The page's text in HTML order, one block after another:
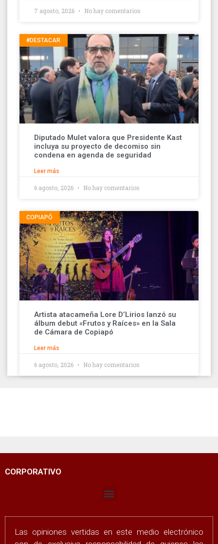
7 agosto, 2026 No hay comentarios
#DESTACAR
Diputado Mulet valora que Presidente Kast
incluya su proyecto de decomiso sin
condena en agenda de seguridad
Leer más
6 agosto, 2026 No hay comentarios
COPIAPÓ
Artista atacameña Lore D’Lirios lanzó su
álbum debut «Frutos y Raíces» en la Sala
de Cámara de Copiapó
Leer más
6 agosto, 2026 No hay comentarios
CORPORATIVO
Las opiniones vertidas en este medio electrónico